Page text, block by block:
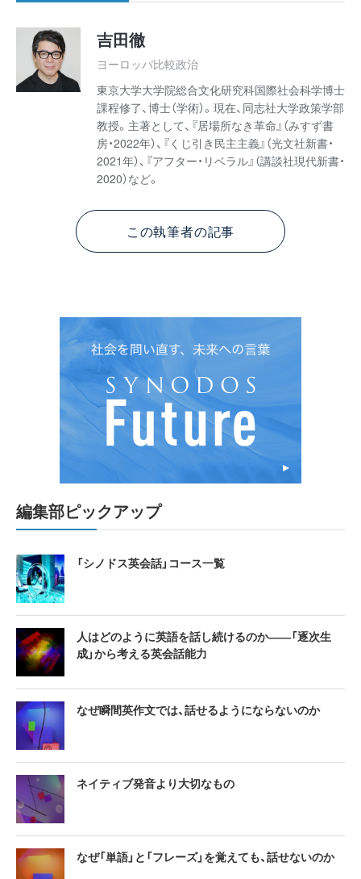
吉田徹
ヨーロッパ比較政治
東京大学大学院総合文化研究科国際社会科学博士
課程修了、博士（学術）。現在、同志社大学政策学部
教授。主著として、『居場所なき革命』（みすず書
房・2022年）、『くじ引き民主主義』（光文社新書・
2021年）、『アフター・リベラル』（講談社現代新書・
2020）など。
この執筆者の記事
編集部ピックアップ
「シノドス英会話」コース一覧
人はどのように英語を話し続けるのか――「逐次生
成」から考える英会話能力
なぜ瞬間英作文では、話せるようにならないのか
ネイティブ発音より大切なもの
なぜ「単語」と「フレーズ」を覚えても、話せないのか